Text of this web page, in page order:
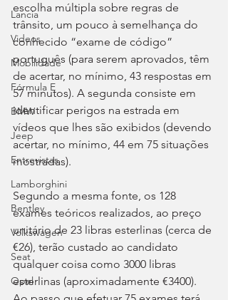
Lancia
Videos
Mobilidade
Fórmula E
BMW
Jeep
Entrevistas
Lamborghini
Bentley
Volkswagen
Seat
Opel
escolha múltipla sobre regras de
trânsito, um pouco à semelhança do
conhecido “exame de código”
português (para serem aprovados, têm
de acertar, no mínimo, 43 respostas em
57 minutos). A segunda consiste em
identificar perigos na estrada em
vídeos que lhes são exibidos (devendo
acertar, no mínimo, 44 em 75 situações
mostradas).
Segundo a mesma fonte, os 128
exames teóricos realizados, ao preço
unitário de 23 libras esterlinas (cerca de
€26), terão custado ao candidato
qualquer coisa como 3000 libras
esterlinas (aproximadamente €3400).